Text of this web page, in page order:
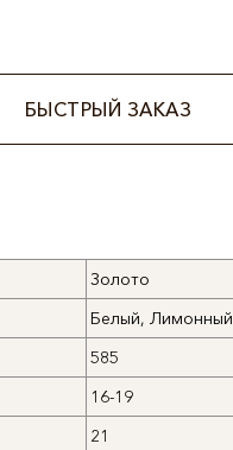
БЫСТРЫЙ ЗАКАЗ
Золото
Белый, Лимонный
585
16-19
21